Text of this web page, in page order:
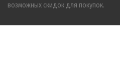
возможных скидок для покупок.